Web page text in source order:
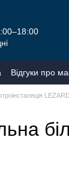
Відгуки про